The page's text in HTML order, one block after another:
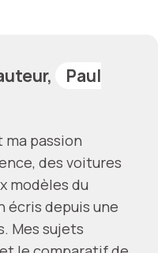
Paul
ma passion
des voitures
modèles du
écris depuis une
Mes sujets